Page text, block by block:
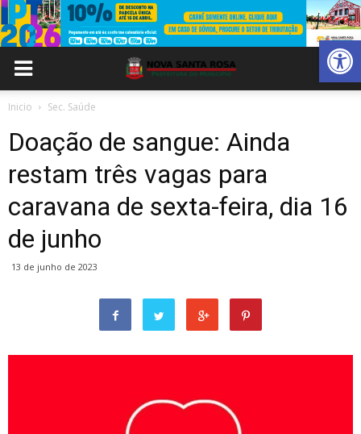
Abrir
Inicio Sec. Saúde
Doação de sangue: Ainda
restam três vagas para
caravana de sexta-feira, dia 16
de junho
13 de junho de 2023